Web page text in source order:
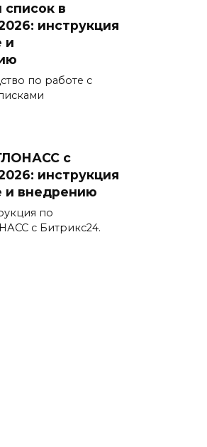
в
инструкция
и
по работе с
с
инструкция
и внедрению
по
с Битрикс24.